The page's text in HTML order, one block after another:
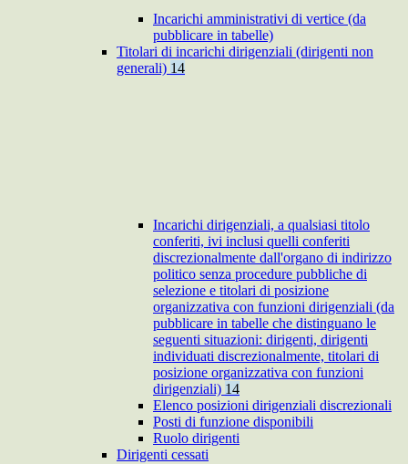
Incarichi amministrativi di vertice (da
pubblicare in tabelle)
Titolari di incarichi dirigenziali (dirigenti non
generali) 14
Incarichi dirigenziali, a qualsiasi titolo
conferiti, ivi inclusi quelli conferiti
discrezionalmente dall'organo di indirizzo
politico senza procedure pubbliche di
selezione e titolari di posizione
organizzativa con funzioni dirigenziali (da
pubblicare in tabelle che distinguano le
seguenti situazioni: dirigenti, dirigenti
individuati discrezionalmente, titolari di
posizione organizzativa con funzioni
dirigenziali) 14
Elenco posizioni dirigenziali discrezionali
Posti di funzione disponibili
Ruolo dirigenti
Dirigenti cessati